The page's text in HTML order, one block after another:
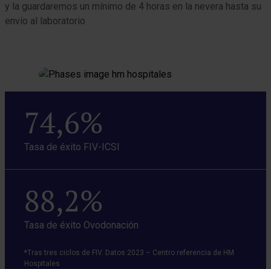
y la guardaremos un mínimo de 4 horas en la nevera hasta su
envío al laboratorio
74,6%
Tasa de éxito FIV-ICSI
88,2%
Tasa de éxito Ovodonación
*Tras tres ciclos de FIV. Datos 2023 – Centro referencia de HM
Hospitales